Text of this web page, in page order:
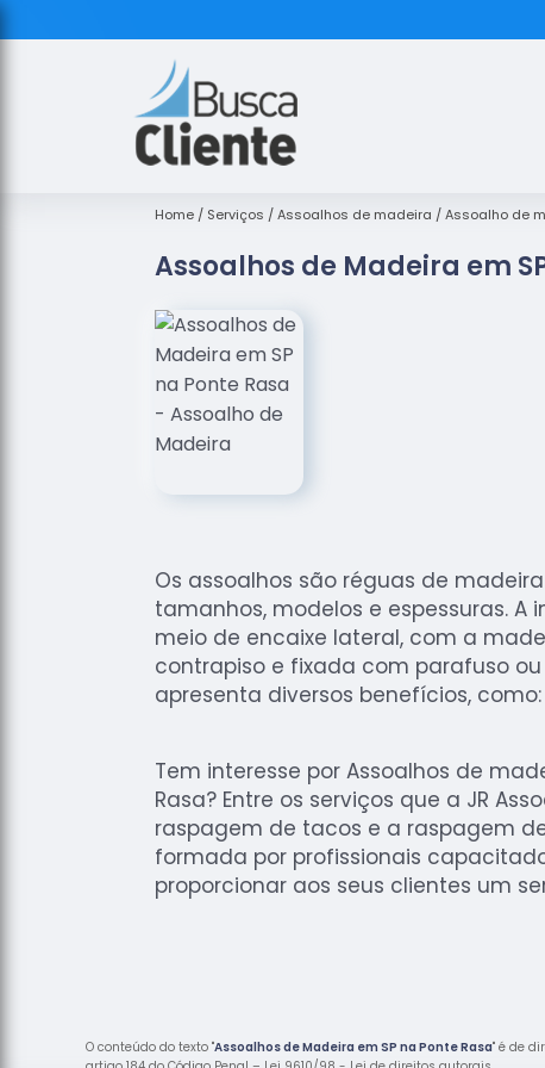
Home Serviços Assoalhos de madeira Assoalho de
Assoalhos de Madeira em
Os assoalhos são réguas de
tamanhos, modelos e espessuras. A
meio de encaixe lateral, com a
contrapiso e fixada com parafuso
apresenta diversos benefícios, como:
Tem interesse por Assoalhos de
Rasa? Entre os serviços que a JR
raspagem de tacos e a raspagem
formada por profissionais
proporcionar aos seus clientes um
O conteúdo do texto "Assoalhos de Madeira em SP na Ponte Rasa" é de